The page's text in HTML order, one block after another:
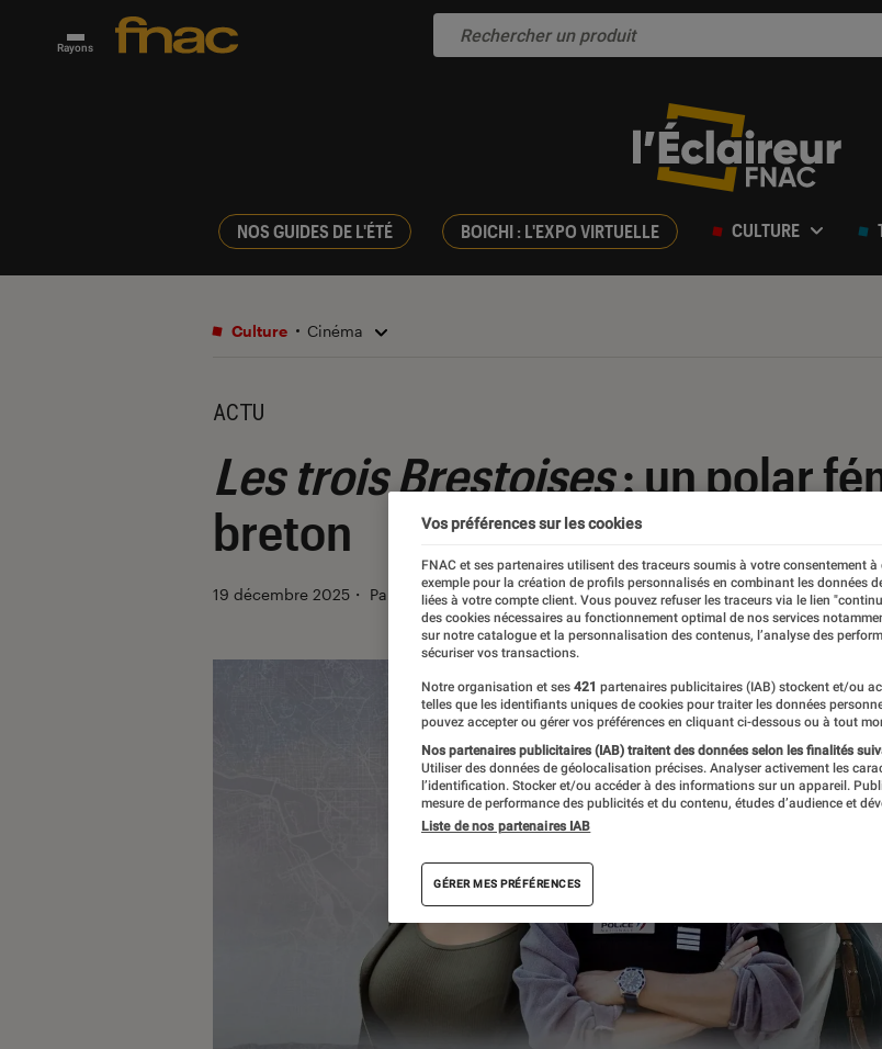
Rayons
NOS GUIDES DE L'ÉTÉ BOICHI : L'EXPO VIRTUELLE CULTURE
Culture Cinéma
ACTU
Les trois Brestoises: un polar
breton
19 décembre 2025 ・ Par Sarah Dupont
Vos préférences sur les cookies
FNAC et ses partenaires utilisent des traceurs soumis à votre consentement
exemple pour la création de profils personnalisés en combinant les données
liées à votre compte client. Vous pouvez refuser les traceurs via le lien
des cookies nécessaires au fonctionnement optimal de nos services
sur notre catalogue et la personnalisation des contenus, l’analyse des
sécuriser vos transactions.
Notre organisation et ses 421 partenaires publicitaires (IAB) stockent et/ou
telles que les identifiants uniques de cookies pour traiter les données
pouvez accepter ou gérer vos préférences en cliquant ci-dessous ou à tout
Nos partenaires publicitaires (IAB) traitent des données selon les finalités
Utiliser des données de géolocalisation précises. Analyser activement les
l’identification. Stocker et/ou accéder à des informations sur un appareil.
mesure de performance des publicités et du contenu, études d’audience et
Liste de nos partenaires IAB
GÉRER MES PRÉFÉRENCES